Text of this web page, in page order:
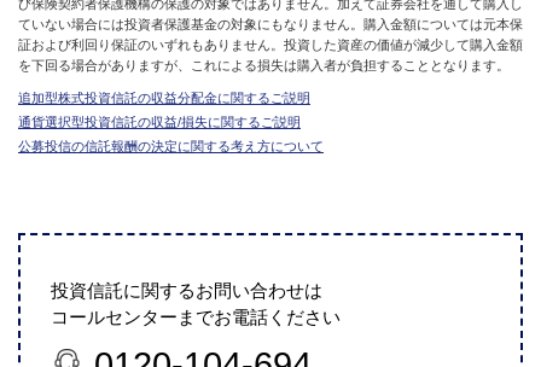
び保険契約者保護機構の保護の対象ではありません。加えて証券会社を通して購入し
ていない場合には投資者保護基金の対象にもなりません。購入金額については元本保
証および利回り保証のいずれもありません。投資した資産の価値が減少して購入金額
を下回る場合がありますが、これによる損失は購入者が負担することとなります。
追加型株式投資信託の収益分配金に関するご説明
通貨選択型投資信託の収益/損失に関するご説明
公募投信の信託報酬の決定に関する考え方について
投資信託に関するお問い合わせは
コールセンターまでお電話ください